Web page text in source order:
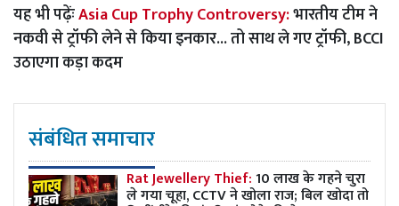
यह भी पढ़ेंःAsia Cup Trophy Controversy:भारतीय टीम ने
नकवी से ट्रॉफी लेने से किया इनकार... तो साथ ले गए ट्रॉफी, BCCI
उठाएगा कड़ा कदम
संबंधित समाचार
Rat Jewellery Thief:10 लाख के गहने चुरा
ले गया चूहा, CCTV ने खोला राज; बिल खोदा तो